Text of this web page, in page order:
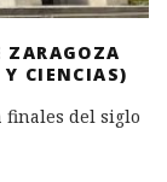
ZARAGOZA
CIENCIAS)
finales del siglo